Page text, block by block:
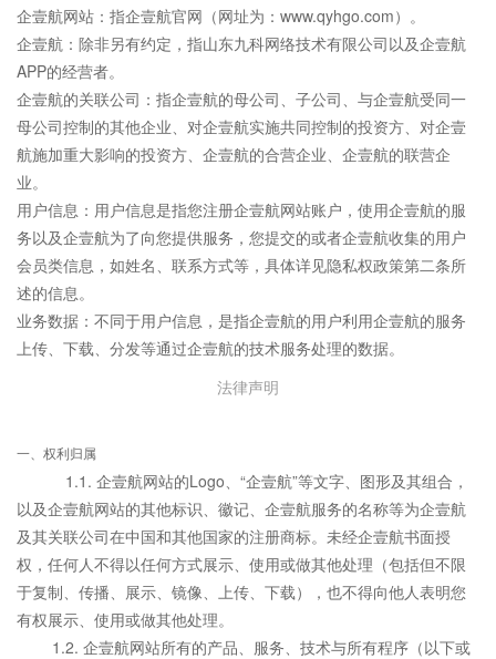
企壹航网站：指企壹航官网（网址为：www.qyhgo.com）。
企壹航：除非另有约定，指山东九科网络技术有限公司以及企壹航
APP的经营者。
企壹航的关联公司：指企壹航的母公司、子公司、与企壹航受同一
母公司控制的其他企业、对企壹航实施共同控制的投资方、对企壹
航施加重大影响的投资方、企壹航的合营企业、企壹航的联营企
业。
用户信息：用户信息是指您注册企壹航网站账户，使用企壹航的服
务以及企壹航为了向您提供服务，您提交的或者企壹航收集的用户
会员类信息，如姓名、联系方式等，具体详见隐私权政策第二条所
述的信息。
业务数据：不同于用户信息，是指企壹航的用户利用企壹航的服务
上传、下载、分发等通过企壹航的技术服务处理的数据。
法律声明
一、权利归属
1.1. 企壹航网站的Logo、“企壹航”等文字、图形及其组合，
以及企壹航网站的其他标识、徽记、企壹航服务的名称等为企壹航
及其关联公司在中国和其他国家的注册商标。未经企壹航书面授
权，任何人不得以任何方式展示、使用或做其他处理（包括但不限
于复制、传播、展示、镜像、上传、下载），也不得向他人表明您
有权展示、使用或做其他处理。
1.2. 企壹航网站所有的产品、服务、技术与所有程序（以下或